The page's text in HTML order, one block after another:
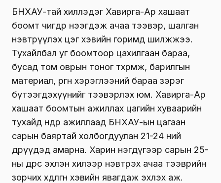
БНХАУ-тай хиллэдэг Хавирга-Ар хашаат
боомт өчигдөр нээгдэж ачаа тээвэр, шалган
нэвтрүүлэх цэг хэвийн горимд шилжжээ.
Тухайлбал уг боомтоор цахилгаан бараа,
бусад том оврын тоног төхөөрөмж, барилгын
материал, өргөн хэрэглээний бараа зэрэг
бүтээгдэхүүнийг тээвэрлэх юм. Хавирга-Ар
хашаат боомтын ажиллах цагийн хуваарийн
тухайд өнөөдөр ажиллаад БНХАУ-ын цагаан
сарын баяртай холбогдуулан 21-24 ний
өдрүүдэд амарна. Харин нэгдүгээр сарын 25-
ны өдрөөс эхлэн хилээр нэвтрэх ачаа тээврийн
зорчих хөдөлгөөн хэвийн явагдаж эхлэх аж.